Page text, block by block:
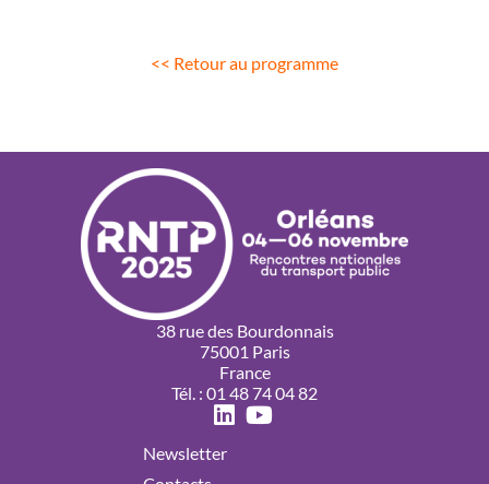
<< Retour au programme
38 rue des Bourdonnais
75001 Paris
France
Tél. : 01 48 74 04 82
Newsletter